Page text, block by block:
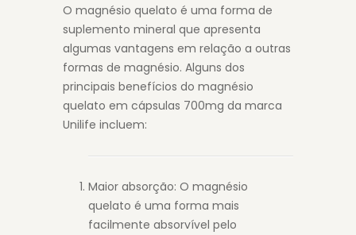
O magnésio quelato é uma forma de
suplemento mineral que apresenta
algumas vantagens em relação a outras
formas de magnésio. Alguns dos
principais benefícios do magnésio
quelato em cápsulas 700mg da marca
Unilife incluem:
Maior absorção: O magnésio
quelato é uma forma mais
facilmente absorvível pelo